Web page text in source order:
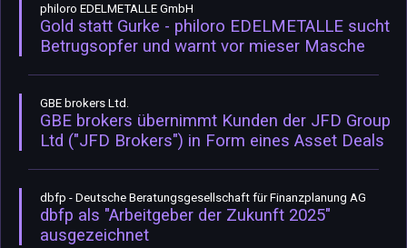
philoro EDELMETALLE GmbH
Gold statt Gurke - philoro EDELMETALLE sucht
Betrugsopfer und warnt vor mieser Masche
GBE brokers Ltd.
GBE brokers übernimmt Kunden der JFD Group
Ltd ("JFD Brokers") in Form eines Asset Deals
dbfp - Deutsche Beratungsgesellschaft für Finanzplanung AG
dbfp als "Arbeitgeber der Zukunft 2025"
ausgezeichnet